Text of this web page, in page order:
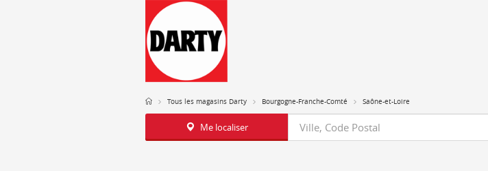
Tous les magasins Darty Bourgogne-Franche-Comté Saône-et-Loire
Me localiser Requête